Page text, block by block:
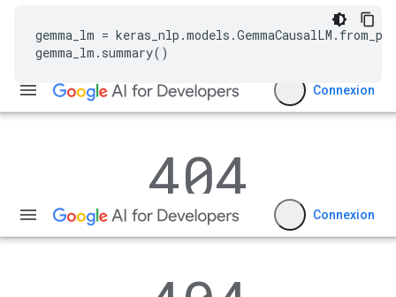
gemma_lm =